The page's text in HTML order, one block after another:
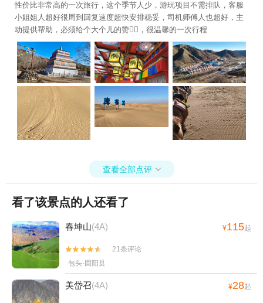
性价比非常高的一次旅行，这个季节人少，游玩项目不需排队，客服
小姐姐人超好很周到回复速度超快安排稳妥，司机师傅人也超好，主
动提供帮助，必须给个大个儿的赞👍🏻，很温馨的一次行程
查看全部点评 
看了该景点的人还看了
春坤山(4A) ¥115起


21条评论
包头·固阳县
美岱召(4A) ¥28起